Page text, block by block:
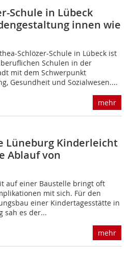
Schule in Lübeck
innen wie
Schlözer-Schule in Lübeck ist
Schulen in der
mit dem Schwerpunkt
Gesundheit und Sozialwesen....
mehr
Lüneburg Kinderleicht
Ablauf von
auf einer Baustelle bringt oft
mit sich. Für den
einer Kindertagesstätte in
sah es der...
mehr